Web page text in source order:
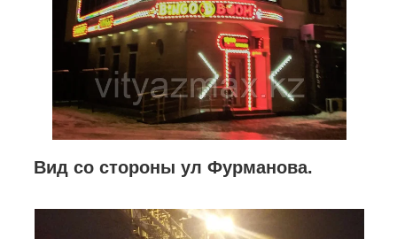
Вид со стороны ул Фурманова.